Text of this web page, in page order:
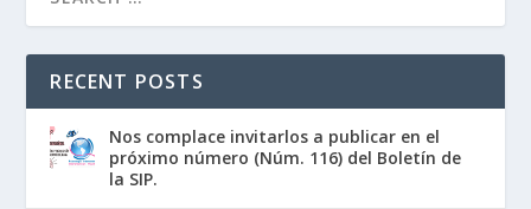
RECENT POSTS
Nos complace invitarlos a publicar en el
próximo número (Núm. 116) del Boletín de
la SIP.